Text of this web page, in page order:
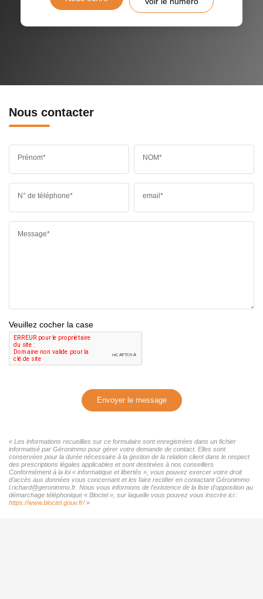
Nous contacter
Prénom* NOM*
N° de téléphone* email*
Message*
Veuillez cocher la case
Envoyer le message
« Les informations recueillies sur ce formulaire sont enregistrées dans un fichier
informatisé par Géronimmo pour gérer votre demande de contact. Elles sont
conservées pour la durée nécessaire à la gestion de la relation client dans le respect
des prescriptions légales applicables et sont destinées à nos conseillers
Conformément à la loi « informatique et libertés », vous pouvez exercer votre droit
d'accès aux données vous concernant et les faire rectifier en contactant Géronimmo
l.richard@geronimmo.fr. Nous vous informons de l'existence de la liste d'opposition au
démarchage téléphonique « Bloctel », sur laquelle vous pouvez vous inscrire ici :
https://www.bloctel.gouv.fr/»